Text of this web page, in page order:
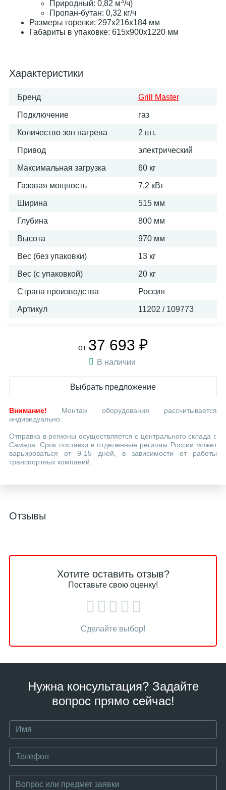
Природный: 0,82 м /ч)
Пропан-бутан: 0,32 кг/ч
Размеры горелки: 297х216х184 мм
Габариты в упаковке: 615х900х1220 мм
Характеристики
Бренд Grill Master
Подключение газ
Количество зон нагрева 2 шт.
Привод электрический
Максимальная загрузка 60 кг
Газовая мощность 7.2 кВт
Ширина 515 мм
Глубина 800 мм
Высота 970 мм
Вес (без упаковки) 13 кг
Вес (с упаковкой) 20 кг
Страна производства Россия
Артикул 11202 / 109773
от 37 693 ₽
В наличии
Выбрать предложение
Внимание! Монтаж оборудования рассчитывается
индивидуально.
Отправка в регионы осуществляется с центрального склада г.
Самара. Срок поставки в отделенные регионы России может
варьироваться от 9-15 дней, в зависимости от работы
транспортных компаний.
Отзывы
Хотите оставить отзыв?
Поставьте свою оценку!
Сделайте выбор!
Нужна консультация? Задайте
вопрос прямо сейчас!